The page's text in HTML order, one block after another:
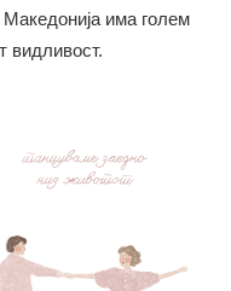
има голем
видливост.